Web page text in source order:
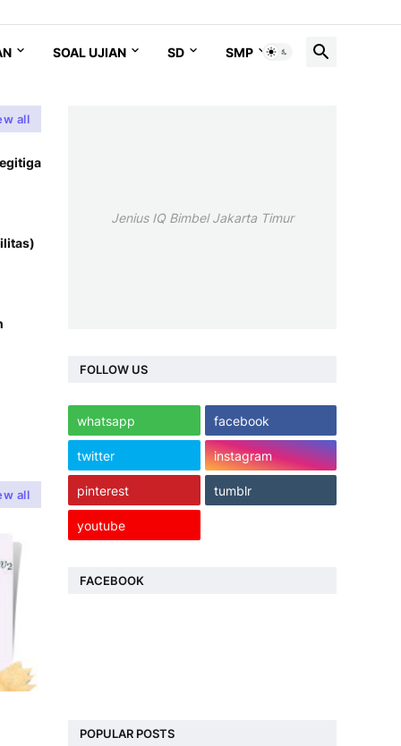
SOAL UJIAN SD SMP SMA
all
all
Jenius IQ Bimbel Jakarta Timur
FOLLOW US
whatsapp facebook
twitter instagram
pinterest tumblr
youtube
FACEBOOK
POPULAR POSTS